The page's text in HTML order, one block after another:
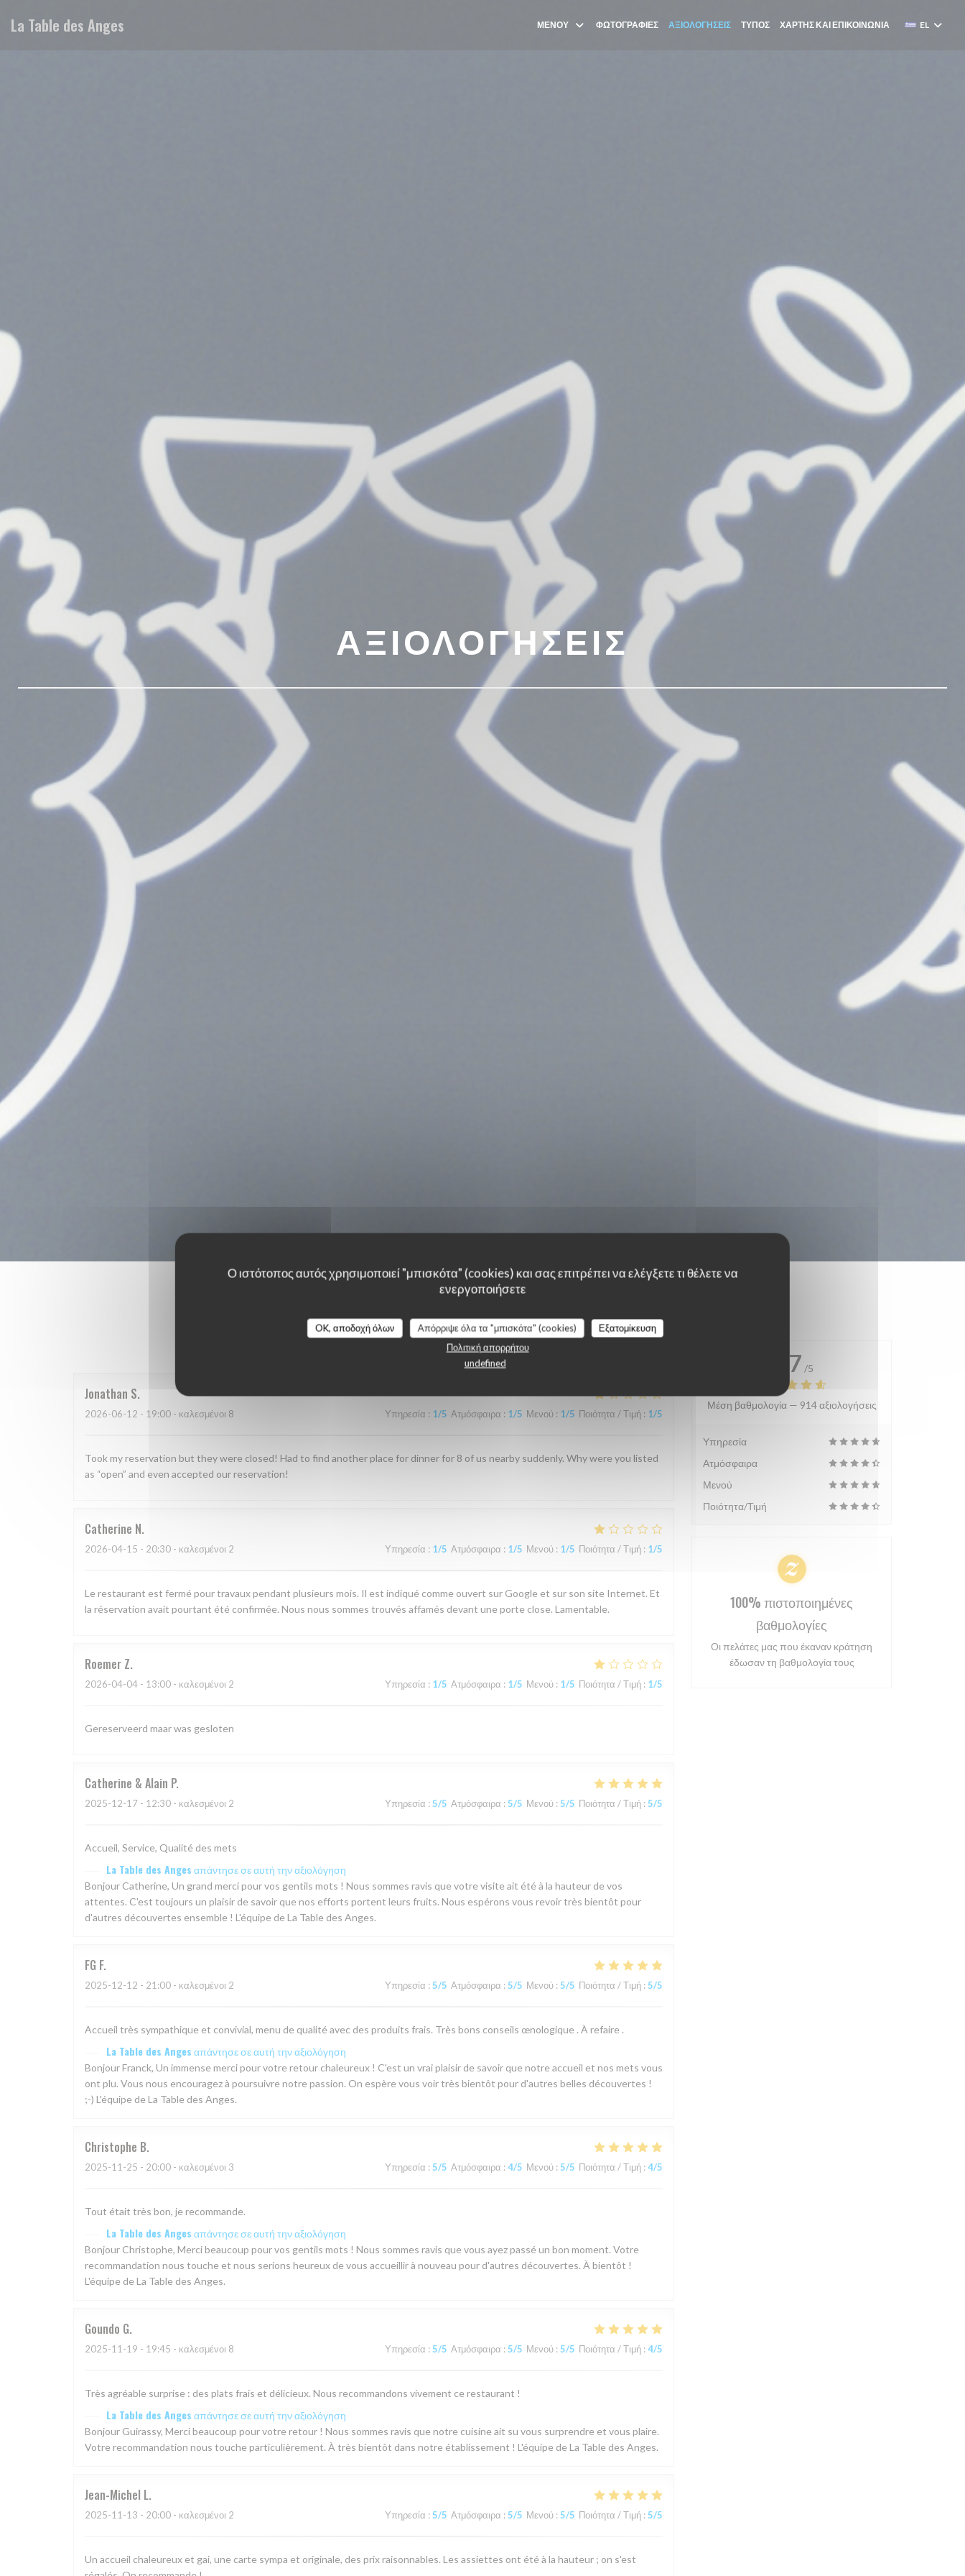
Ο ιστότοπος αυτός χρησιμοποιεί "μπισκότα" (cookies) και σας επιτρέπει να ελέγξετε τι θέλετε να
ενεργοποιήσετε
OK, αποδοχή όλων Απόρριψε όλα τα "μπισκότα" (cookies)
Εξατομίκευση
Πολιτική απορρήτου
undefined
La Table des Anges ΜΕΝΟΎ ΦΩΤΟΓΡΑΦΊΕΣ ΑΞΙΟΛΟΓΉΣΕΙΣ ΤΎΠΟΣ ΧΆΡΤΗΣ ΚΑΙ ΕΠΙΚΟΙΝΩΝΊΑ EL
ΑΞΙΟΛΟΓΉΣΕΙΣ
Οι βαθμολογίες πελατών μας
Jonathan S
2026-06-12 - 19:00 - καλεσμένοι 8 Υπηρεσία : 1/5 Ατμόσφαιρα : 1/5 Μενού : 1/5 Ποιότητα / Τιμή : 1/5
Took my reservation but they were closed! Had to find another place for dinner for 8 of us nearby suddenly. Why were you listed
as “open” and even accepted our reservation!
Catherine N
2026-04-15 - 20:30 - καλεσμένοι 2 Υπηρεσία : 1/5 Ατμόσφαιρα : 1/5 Μενού : 1/5 Ποιότητα / Τιμή : 1/5
Le restaurant est fermé pour travaux pendant plusieurs mois. Il est indiqué comme ouvert sur Google et sur son site Internet. Et
la réservation avait pourtant été confirmée. Nous nous sommes trouvés affamés devant une porte close. Lamentable.
Roemer Z
2026-04-04 - 13:00 - καλεσμένοι 2 Υπηρεσία : 1/5 Ατμόσφαιρα : 1/5 Μενού : 1/5 Ποιότητα / Τιμή : 1/5
Gereserveerd maar was gesloten
Catherine & Alain P
2025-12-17 - 12:30 - καλεσμένοι 2 Υπηρεσία : 5/5 Ατμόσφαιρα : 5/5 Μενού : 5/5 Ποιότητα / Τιμή : 5/5
Accueil, Service, Qualité des mets
La Table des Angesαπάντησε σε αυτή την αξιολόγηση
Bonjour Catherine, Un grand merci pour vos gentils mots ! Nous sommes ravis que votre visite ait été à la hauteur de vos
attentes. C'est toujours un plaisir de savoir que nos efforts portent leurs fruits. Nous espérons vous revoir très bientôt pour
d'autres découvertes ensemble ! L'équipe de La Table des Anges.
FG F
2025-12-12 - 21:00 - καλεσμένοι 2 Υπηρεσία : 5/5 Ατμόσφαιρα : 5/5 Μενού : 5/5 Ποιότητα / Τιμή : 5/5
Accueil très sympathique et convivial, menu de qualité avec des produits frais. Très bons conseils œnologique . À refaire .
La Table des Angesαπάντησε σε αυτή την αξιολόγηση
Bonjour Franck, Un immense merci pour votre retour chaleureux ! C'est un vrai plaisir de savoir que notre accueil et nos mets vous
ont plu. Vous nous encouragez à poursuivre notre passion. On espère vous voir très bientôt pour d'autres belles découvertes !
;-) L'équipe de La Table des Anges.
Christophe B
2025-11-25 - 20:00 - καλεσμένοι 3 Υπηρεσία : 5/5 Ατμόσφαιρα : 4/5 Μενού : 5/5 Ποιότητα / Τιμή : 4/5
Tout était très bon, je recommande.
La Table des Angesαπάντησε σε αυτή την αξιολόγηση
Bonjour Christophe, Merci beaucoup pour vos gentils mots ! Nous sommes ravis que vous ayez passé un bon moment. Votre
recommandation nous touche et nous serions heureux de vous accueillir à nouveau pour d'autres découvertes. À bientôt !
L'équipe de La Table des Anges.
Goundo G
2025-11-19 - 19:45 - καλεσμένοι 8 Υπηρεσία : 5/5 Ατμόσφαιρα : 5/5 Μενού : 5/5 Ποιότητα / Τιμή : 4/5
Très agréable surprise : des plats frais et délicieux. Nous recommandons vivement ce restaurant !
La Table des Angesαπάντησε σε αυτή την αξιολόγηση
Bonjour Guirassy, Merci beaucoup pour votre retour ! Nous sommes ravis que notre cuisine ait su vous surprendre et vous plaire.
Votre recommandation nous touche particulièrement. À très bientôt dans notre établissement ! L'équipe de La Table des Anges.
Jean-Michel L
2025-11-13 - 20:00 - καλεσμένοι 2 Υπηρεσία : 5/5 Ατμόσφαιρα : 5/5 Μενού : 5/5 Ποιότητα / Τιμή : 5/5
Un accueil chaleureux et gai, une carte sympa et originale, des prix raisonnables. Les assiettes ont été à la hauteur ; on s'est
4.7 /5
Μέση βαθμολογία — 914 αξιολογήσεις
Υπηρεσία
Ατμόσφαιρα
Μενού
Ποιότητα/Τιμή
100% πιστοποιημένες
βαθμολογίες
Οι πελάτες μας που έκαναν κράτηση
έδωσαν τη βαθμολογία τους